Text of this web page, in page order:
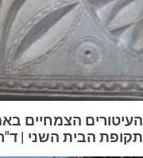
העיטורים הצמחיים
תקופת הבית השני |